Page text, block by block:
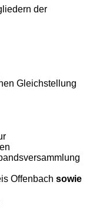
der
Gleichstellung
Offenbach sowie